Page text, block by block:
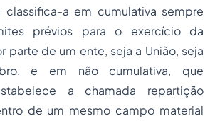
classifica-a em cumulativa sempre
prévios para o exercício da
parte de um ente, seja a União, seja
e em não cumulativa, que
a chamada repartição
de um mesmo campo material